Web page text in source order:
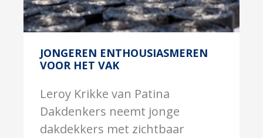
JONGEREN ENTHOUSIASMEREN
VOOR HET VAK
Leroy Krikke van Patina
Dakdenkers neemt jonge
dakdekkers met zichtbaar